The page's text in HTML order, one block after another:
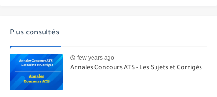
Plus consultés
few years ago
Annales Concours ATS - Les Sujets et Corrigés